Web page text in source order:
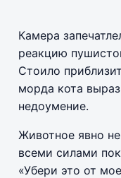
Камера
реакцию
Стоило
морда кота
недоумение.
Животное явно
всеми силами
«Убери это от